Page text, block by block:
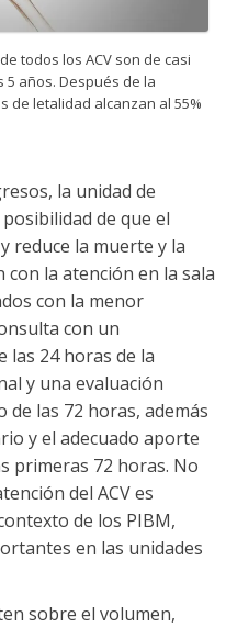
todos los ACV son de casi
5 años. Después de la
de letalidad alcanzan al 55%
la unidad de
de que el
reduce la muerte y la
la atención en la sala
con la menor
con un
las 24 horas de la
y una evaluación
las 72 horas, además
y el adecuado aporte
primeras 72 horas. No
del ACV es
de los PIBM,
en las unidades
sobre el volumen,